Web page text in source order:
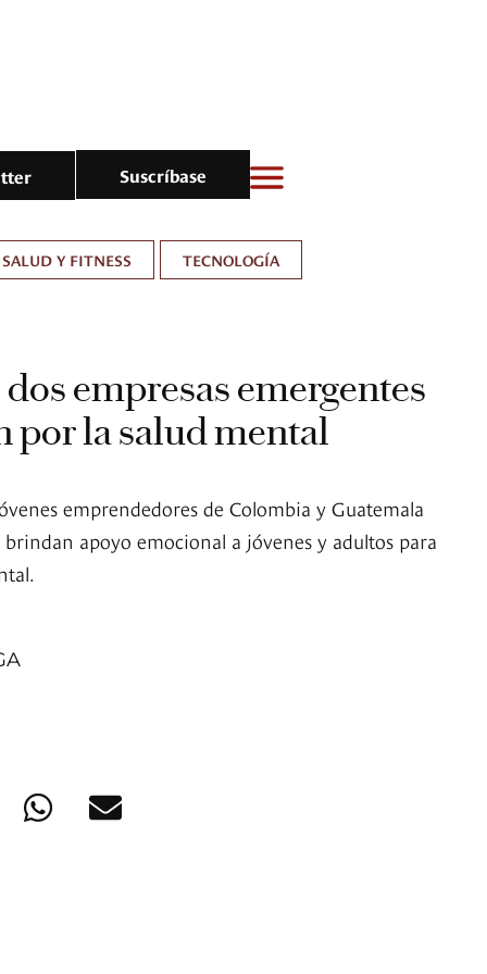
Suscríbase
SALUD Y FITNESS TECNOLOGÍA
empresas emergentes
por la salud mental
emprendedores de Colombia y Guatemala
apoyo emocional a jóvenes y adultos para